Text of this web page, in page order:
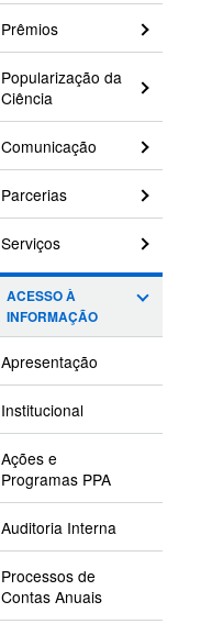
Prêmios
Popularização da
Ciência
Comunicação
Parcerias
Serviços
ACESSO À
INFORMAÇÃO
Apresentação
Institucional
Ações e
Programas PPA
Auditoria Interna
Processos de
Contas Anuais